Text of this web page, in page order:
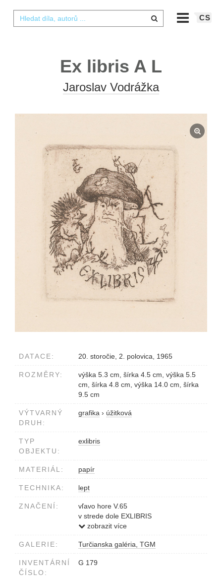
CS
Ex libris A L
Jaroslav Vodrážka
DATACE: 20. storočie, 2. polovica, 1965
ROZMĚRY:
výška 5.3 cm, šírka 4.5 cm, výška 5.5
cm, šírka 4.8 cm, výška 14.0 cm, šírka
9.5 cm
VÝTVARNÝ
DRUH:
grafika › úžitková
TYP
OBJEKTU:
exlibris
MATERIÁL: papír
TECHNIKA: lept
ZNAČENÍ:
vľavo hore V.65
v strede dole EXLIBRIS
vpravo v strede A L
zobrazit více
GALERIE: Turčianska galéria, TGM
INVENTÁRNÍ
ČÍSLO:
G 179